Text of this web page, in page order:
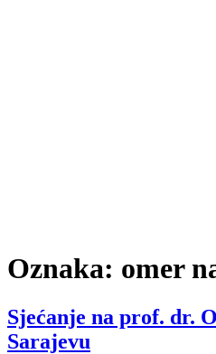
Oznaka: omer
Sjećanje na prof. dr.
Sarajevu